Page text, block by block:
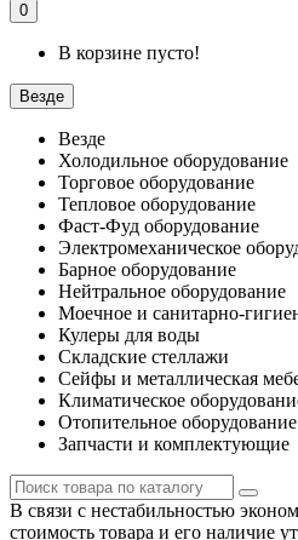
0
В корзине пусто!
Везде
Везде
Холодильное оборудование
Торговое оборудование
Тепловое оборудование
Фаст-Фуд оборудование
Электромеханическое
Барное оборудование
Нейтральное оборудование
Моечное и санитарно-
Кулеры для воды
Складские стеллажи
Сейфы и металлическая
Климатическое
Отопительное оборудование
Запчасти и комплектующие
В связи с нестабильностью
стоимость товара и его наличие